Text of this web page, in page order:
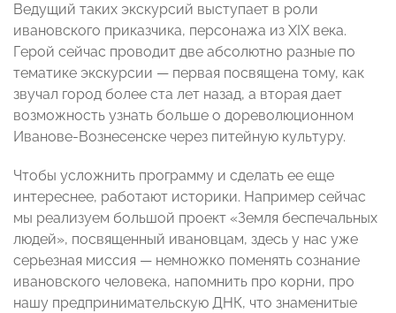
Ведущий таких экскурсий выступает в роли
ивановского приказчика, персонажа из XIX века.
Герой сейчас проводит две абсолютно разные по
тематике экскурсии — первая посвящена тому, как
звучал город более ста лет назад, а вторая дает
возможность узнать больше о дореволюционном
Иванове-Вознесенске через питейную культуру.
Чтобы усложнить программу и сделать ее еще
интереснее, работают историки. Например сейчас
мы реализуем большой проект «Земля беспечальных
людей», посвященный ивановцам, здесь у нас уже
серьезная миссия — немножко поменять сознание
ивановского человека, напомнить про корни, про
нашу предпринимательскую ДНК, что знаменитые